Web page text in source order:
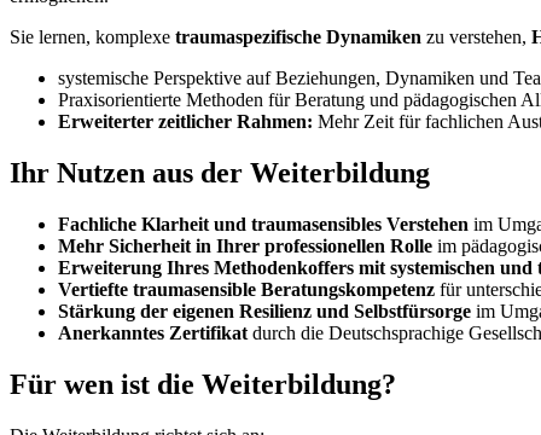
Sie lernen, komplexe traumaspezifische Dynamiken zu verstehen,
systemische Perspektive auf Beziehungen, Dynamiken und
Praxisorientierte Methoden für Beratung und pädagogischen
Erweiterter zeitlicher Rahmen: Mehr Zeit für fachlichen
Ihr Nutzen aus der Weiterbildung
Fachliche Klarheit und traumasensibles Verstehen im
Mehr Sicherheit in Ihrer professionellen Rolle im
Erweiterung Ihres Methodenkoffers mit systemischen und
Vertiefte traumasensible Beratungskompetenz für
Stärkung der eigenen Resilienz und Selbstfürsorge im
Anerkanntes Zertifikat durch die Deutschsprachige
Für wen ist die Weiterbildung?